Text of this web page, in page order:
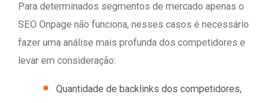
Para determinados segmentos de mercado apenas o
SEO Onpage não funciona, nesses casos é necessário
fazer uma análise mais profunda dos competidores e
levar em consideração:
Quantidade de backlinks dos competidores,